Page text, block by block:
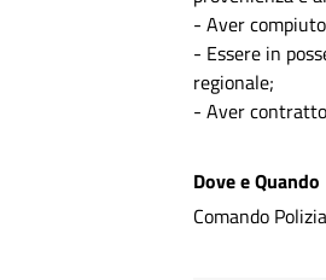
- Aver
- Essere in
regionale;
- Aver
Dove e Quando
Comando